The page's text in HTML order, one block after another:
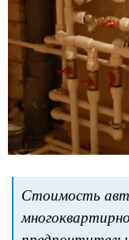
Стоимость